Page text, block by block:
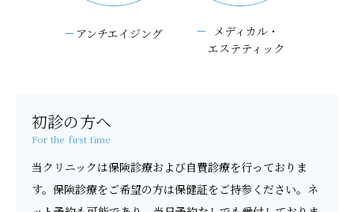
アンチエイジング
メディカル・
エステティック
初診の方へ
For the first time
当クリニックは保険診療および自費診療を行っておりま
す。保険診療をご希望の方は保健証をご持参ください。ネ